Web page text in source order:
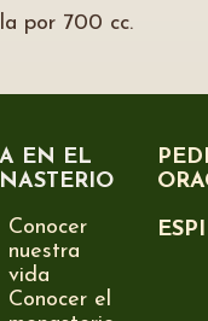
por 700 cc.
EN EL
Conocer
nuestra
vida
Conocer el